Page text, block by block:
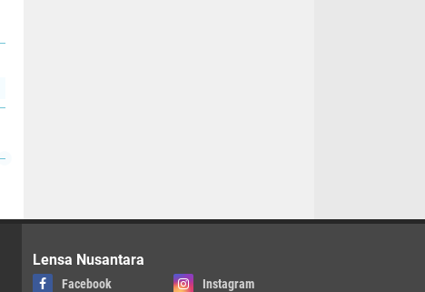
Lensa Nusantara
Facebook
Instagram